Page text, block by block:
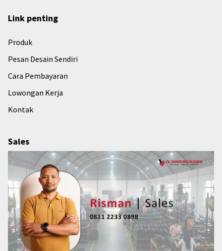
Link penting
Produk
Pesan Desain Sendiri
Cara Pembayaran
Lowongan Kerja
Kontak
Sales